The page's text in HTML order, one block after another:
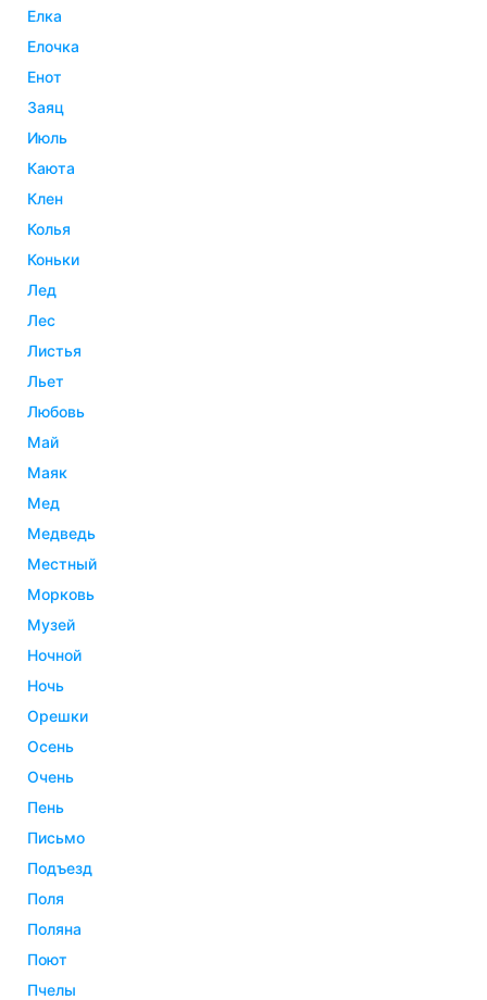
елка
елочка
енот
заяц
июль
каюта
клен
колья
коньки
лед
лес
листья
льет
любовь
май
маяк
мед
медведь
местный
морковь
музей
ночной
ночь
орешки
осень
очень
пень
письмо
подъезд
поля
поляна
поют
пчелы